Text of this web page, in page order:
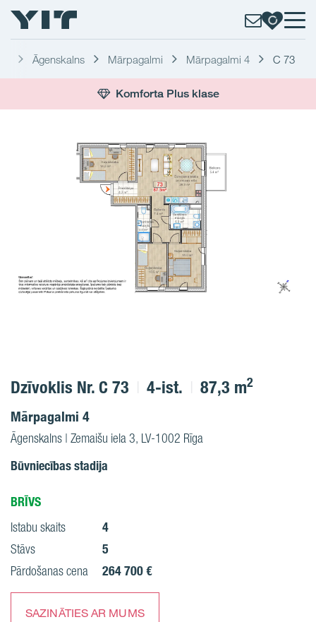
Āgenskalns Mārpagalmi Mārpagalmi 4 C 73
Komforta Plus klase
Dzīvoklis Nr. C 73 4-ist. 87,3 m2
Mārpagalmi 4
Āgenskalns | Zemaišu iela 3, LV-1002 Rīga
Būvniecības stadija
BRĪVS
Istabu skaits 4
Stāvs 5
Pārdošanas cena 264 700 €
SAZINĀTIES AR MUMS